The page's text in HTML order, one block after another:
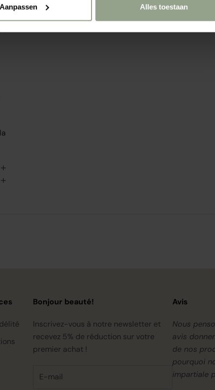
Aanpassen Alles toestaan
Bonjour beauté!
Inscrivez-vous à notre newsletter et
recevez 5% de réduction sur votre
premier achat !
Avis
Nous
avis
de nos
pourquoi
impartiale